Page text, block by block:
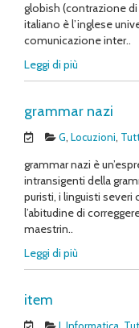
globish (contrazione di
italiano è l’inglese
comunicazione inter..
Leggi di più
grammar nazi
G, Locuzioni,
grammar nazi è
intransigenti della
puristi, i linguisti severi
l’abitudine di
maestrin..
Leggi di più
item